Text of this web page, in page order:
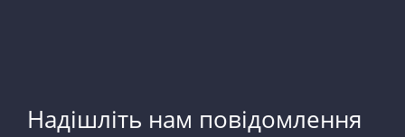
Надішліть нам повідомлення